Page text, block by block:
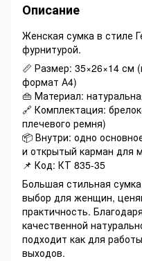
Описание
Женская сумка в стиле
фурнитурой.
📏 Размер: 35×26×14 см
формат А4)
👜 Материал:
🔗 Комплектация:
плечевого ремня)
📦 Внутри: одно
и открытый карман для
📌 Код: КТ 835-35
Большая стильная
выбор для женщин,
практичность.
качественной
подходит как для
выходов.